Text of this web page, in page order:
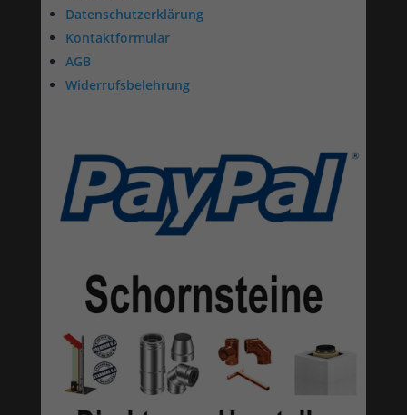
Datenschutzerklärung
Kontaktformular
AGB
Widerrufsbelehrung